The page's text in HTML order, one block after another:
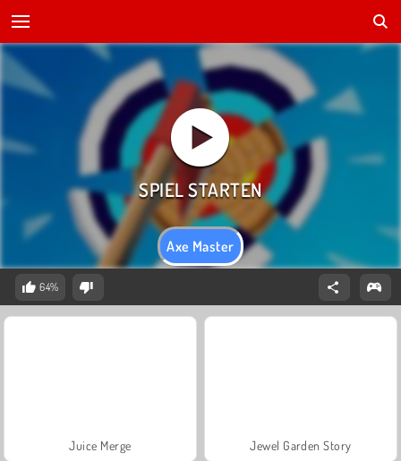
Axe Master
64%
Juice Merge Jewel Garden Story